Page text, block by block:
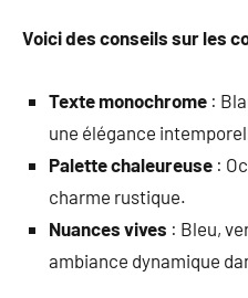
Voici des conseils sur les
Texte monochrome :
une élégance
Palette chaleureuse :
charme rustique.
Nuances vives : Bleu,
ambiance dynamique